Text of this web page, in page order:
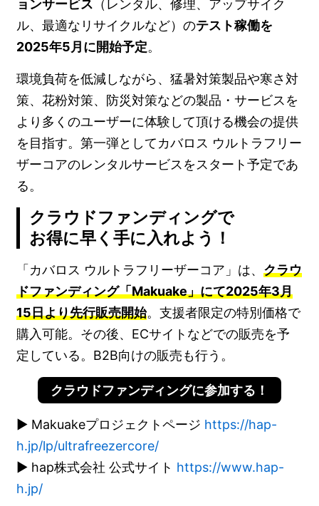
ョンサービス （レンタル、修理、アップサイク
ル、最適なリサイクルなど）のテスト稼働を
2025年5月に開始予定。
環境負荷を低減しながら、猛暑対策製品や寒さ対
策、花粉対策、防災対策などの製品・サービスを
より多くのユーザーに体験して頂ける機会の提供
を目指す。第一弾としてカバロス ウルトラフリー
ザーコアのレンタルサービスをスタート予定であ
る。
クラウドファンディングで
お得に早く手に入れよう！
「カバロス ウルトラフリーザーコア」は、クラウ
ドファンディング「Makuake」にて2025年3月
15日より先行販売開始。支援者限定の特別価格で
購入可能。その後、ECサイトなどでの販売を予
定している。B2B向けの販売も行う。
クラウドファンディングに参加する！
▶ Makuakeプロジェクトページ https://hap-
h.jp/lp/ultrafreezercore/
▶ hap株式会社 公式サイト https://www.hap-
h.jp/